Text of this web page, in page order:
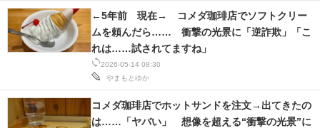
2026-05-14 08:30
やまもとゆか
←5年前 現在→ コメダ珈琲店でソフトクリー
ムを頼んだら…… 衝撃の光景に「逆詐欺」「こ
れは……試されてますね」
コメダ珈琲店でホットサンドを注文→出てきたの
は……「ヤバい」 想像を超える“衝撃の光景”に